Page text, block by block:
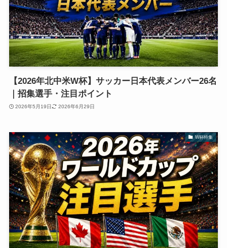
【2026年北中米W杯】サッカー日本代表メンバー26名
｜招集選手・注目ポイント
2026年5月19日 2026年6月29日
W杯特集